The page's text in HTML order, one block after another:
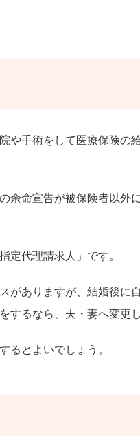
手術をして医療保険の
命宣告が被保険者以外
定代理請求人」です。
ありますが、結婚後に
るなら、夫・妻へ変更
るとよいでしょう。